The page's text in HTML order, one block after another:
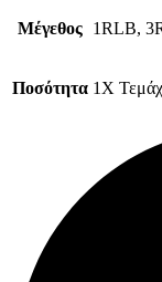
Μέγεθος 1RLB,
Ποσότητα 1Χ